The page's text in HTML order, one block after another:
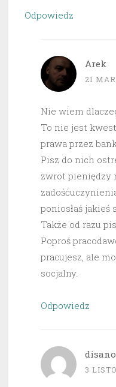
Odpowiedz
Arek
21
Nie wiem
To nie jest
prawa przez
Pisz do nich
zwrot pieniędzy
poniosłaś jakieś
Także od razu
Poproś
pracujesz, ale
socjalny.
Odpowiedz
disano
3